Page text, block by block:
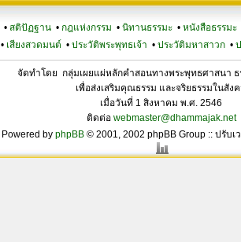
• สติปัฏฐาน • กฎแห่งกรรม • นิทานธรรมะ • หนังสือธรรมะ
• เสียงสวดมนต์ • ประวัติพระพุทธเจ้า • ประวัติมหาสาวก•
จัดทำโดย กลุ่มเผยแผ่หลักคำสอนทางพระพุทธศาสนา ธ
เพื่อส่งเสริมคุณธรรม และจริยธรรมในสัง
เมื่อวันที่ 1 สิงหาคม พ.ศ. 2546
ติดต่อ webmaster@dhammajak.net
Powered by phpBB © 2001, 2002 phpBB Group :: ปรับเ